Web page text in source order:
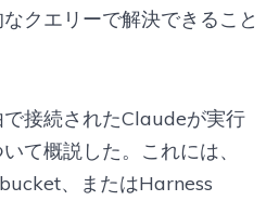
クエリーで解決できること
接続されたClaudeが実行
て概説した。これには、
、またはHarness